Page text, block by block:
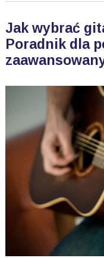
Jak wybrać
Poradnik dla